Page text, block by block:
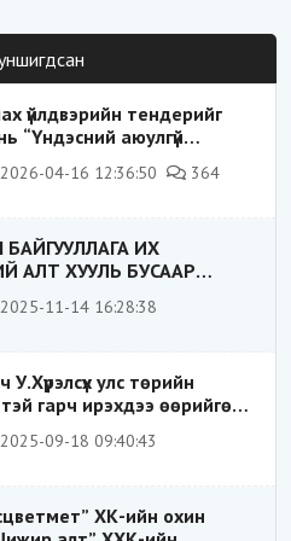
үйлдвэрийн тендерийг
“Үндэсний аюулгүй
юу?
2026-04-16 12:36:50 364
БАЙГУУЛЛАГА ИХ
АЛТ ХУУЛЬ БУСААР
ГЭЖ БАЙСАН
ЗОГСООЛОО
2025-11-14 16:28:38
У.Хүрэлсүх улс төрийн
гарч ирэхдээ өөрийгөө
төлөө тэмцэгч, “хуучин
хонгилыг нураагч” гэсэн
2025-09-18 09:40:43
ХК-ийн охин